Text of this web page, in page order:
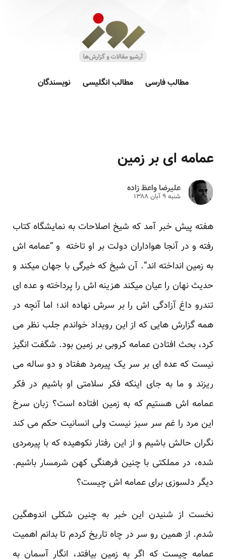
مطالب فارسی مطالب انگلیسی نویسندگان
عمامه ای بر زمین
علیرضا واعظ زاده
شنبه ۹ آبان ۱۳۸۸
هفته پیش خبر آمد که شیخ اصلاحات به نمایشگاه کتاب
رفته و در آنجا هواداران دولت بر او تاخته و “عمامه اش
به زمین انداخته اند”. آن شیخ که خیرگی با جهان میکند و
حدیث نهان را عیان میکند هزینه اش را پرداخته و عده ای
تندرو داغ آزادگی اش را بر سرش نهاده اند؛ اما آنچه در
همه گزارش هایی که از این رویداد خواندم جلب نظر می
کرد، بحث افتادن عمامه کروبی بر زمین بود. شگفت انگیز
نیست که عده ای بر سر یک پیرمرد هفتاد و دو ساله می
ریزند و ما به جای اینکه فکر سلامتی او باشیم در فکر
عمامه اش هستیم که به زمین افتاده است؟ زبان سرخ
این مرد را غم سر سبز نیست ولی انسانیت حکم می کند
نگران حالش باشیم و از این رفتار نکوهیده که با پیرمردی
شده، در مملکتی با چنین فرهنگی کهن شرمسار باشیم.
دیگر دلسوزی برای عمامه اش چیست؟
نخست از شنیدن این خبر به چنین شکلی اندوهگین
شدم. از همین رو سر در چاه تاریخ کردم تا بدانم اهمیت
عمامه چیست که اگر به زمین بیافتد، انگار آسمان به